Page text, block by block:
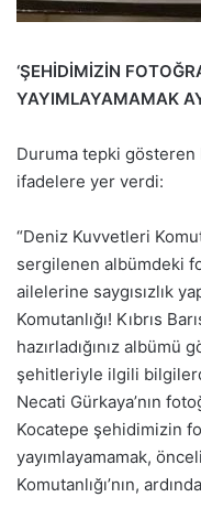
‘ŞEHİDİMİZİN
YAYIMLAYAMAMAK
Duruma tepki gösteren
ifadelere yer verdi:
“Deniz Kuvvetleri
sergilenen albümdeki
ailelerine saygısızlık
Komutanlığı! Kıbrıs
hazırladığınız albümü
şehitleriyle ilgili
Necati Gürkaya’nın
Kocatepe şehidimizin
yayımlayamamak,
Komutanlığı’nın,